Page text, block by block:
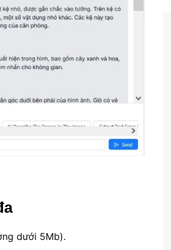
dưới 5Mb).